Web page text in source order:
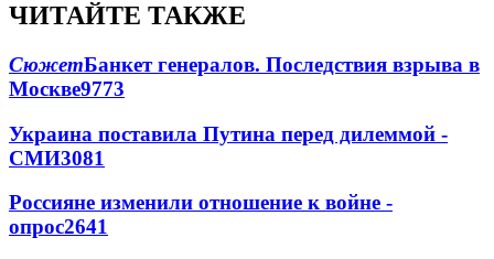
ЧИТАЙТЕ ТАКЖЕ
СюжетБанкет генералов. Последствия взрыва в
Москве9773
Украина поставила Путина перед дилеммой -
СМИ3081
Россияне изменили отношение к войне -
опрос2641